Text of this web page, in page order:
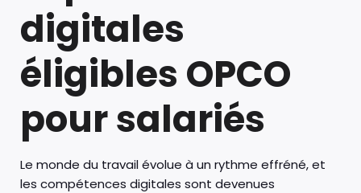
digitales
éligibles OPCO
pour salariés
Le monde du travail évolue à un rythme effréné, et
les compétences digitales sont devenues